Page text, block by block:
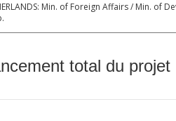
Min. of Foreign Affairs / Min. of
total du